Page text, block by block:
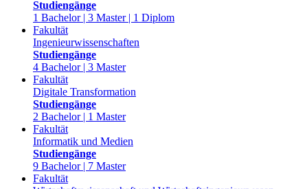
Studiengänge
1 Bachelor | 3 Master | 1 Diplom
Fakultät
Ingenieurwissenschaften
Studiengänge
4 Bachelor | 3 Master
Fakultät
Digitale Transformation
Studiengänge
2 Bachelor | 1 Master
Fakultät
Informatik und Medien
Studiengänge
9 Bachelor | 7 Master
Fakultät